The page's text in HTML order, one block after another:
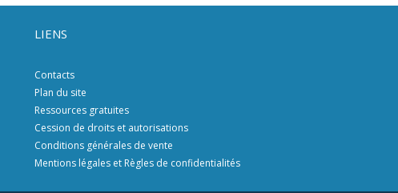
LIENS
Contacts
Plan du site
Ressources gratuites
Cession de droits et autorisations
Conditions générales de vente
Mentions légales et Règles de confidentialités